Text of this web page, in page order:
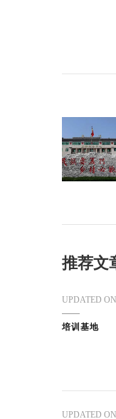
推荐文
UPDATED ON
培训基地
UPDATED ON